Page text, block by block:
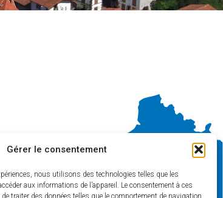
Gérer le consentement
nous utilisons des technologies telles que les
aux informations de l’appareil. Le consentement à ces
traiter des données telles que le comportement de navigation